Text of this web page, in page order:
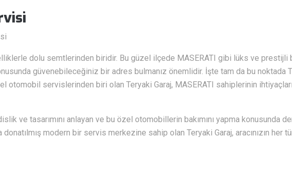
dolu semtlerinden biridir. Bu güzel ilçede MASERATI gibi lüks ve prestijli
güvenebileceğiniz bir adres bulmanız önemlidir. İşte tam da bu noktada
otomobil servislerinden biri olan Teryaki Garaj, MASERATI sahiplerinin
ve tasarımını anlayan ve bu özel otomobillerin bakımını yapma konusunda
modern bir servis merkezine sahip olan Teryaki Garaj, aracınızın her